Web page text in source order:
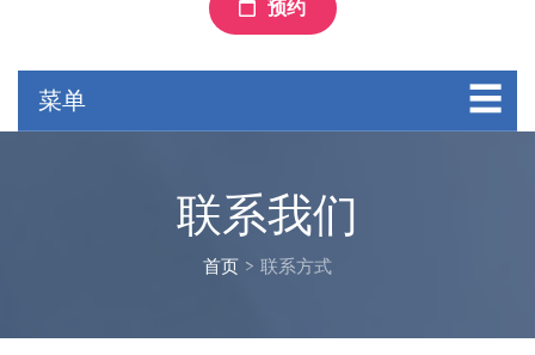
预约
菜单
联系我们
首页 > 联系方式